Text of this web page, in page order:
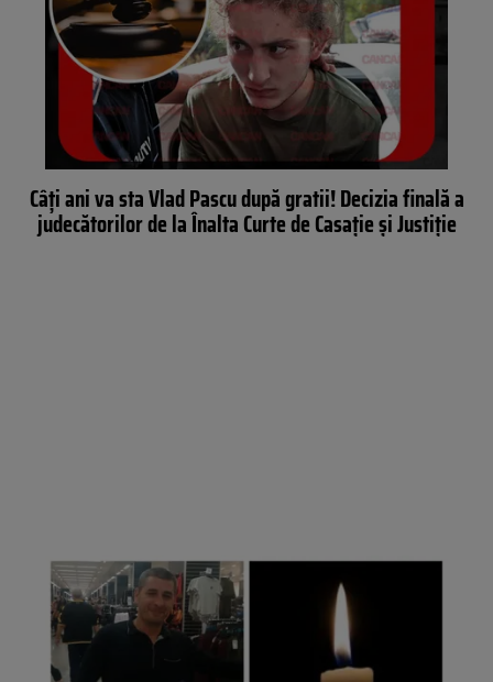
Câți ani va sta Vlad Pascu după gratii! Decizia finală a
judecătorilor de la Înalta Curte de Casație și Justiție